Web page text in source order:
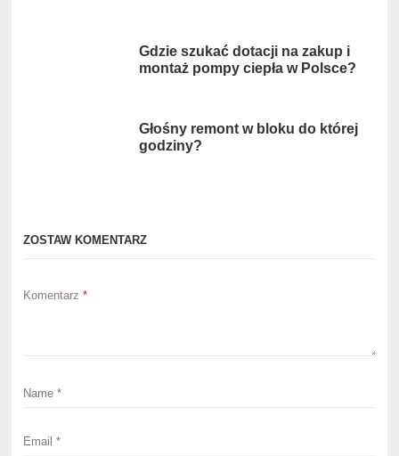
Gdzie szukać dotacji na zakup i
montaż pompy ciepła w Polsce?
Głośny remont w bloku do której
godziny?
ZOSTAW KOMENTARZ
Komentarz*